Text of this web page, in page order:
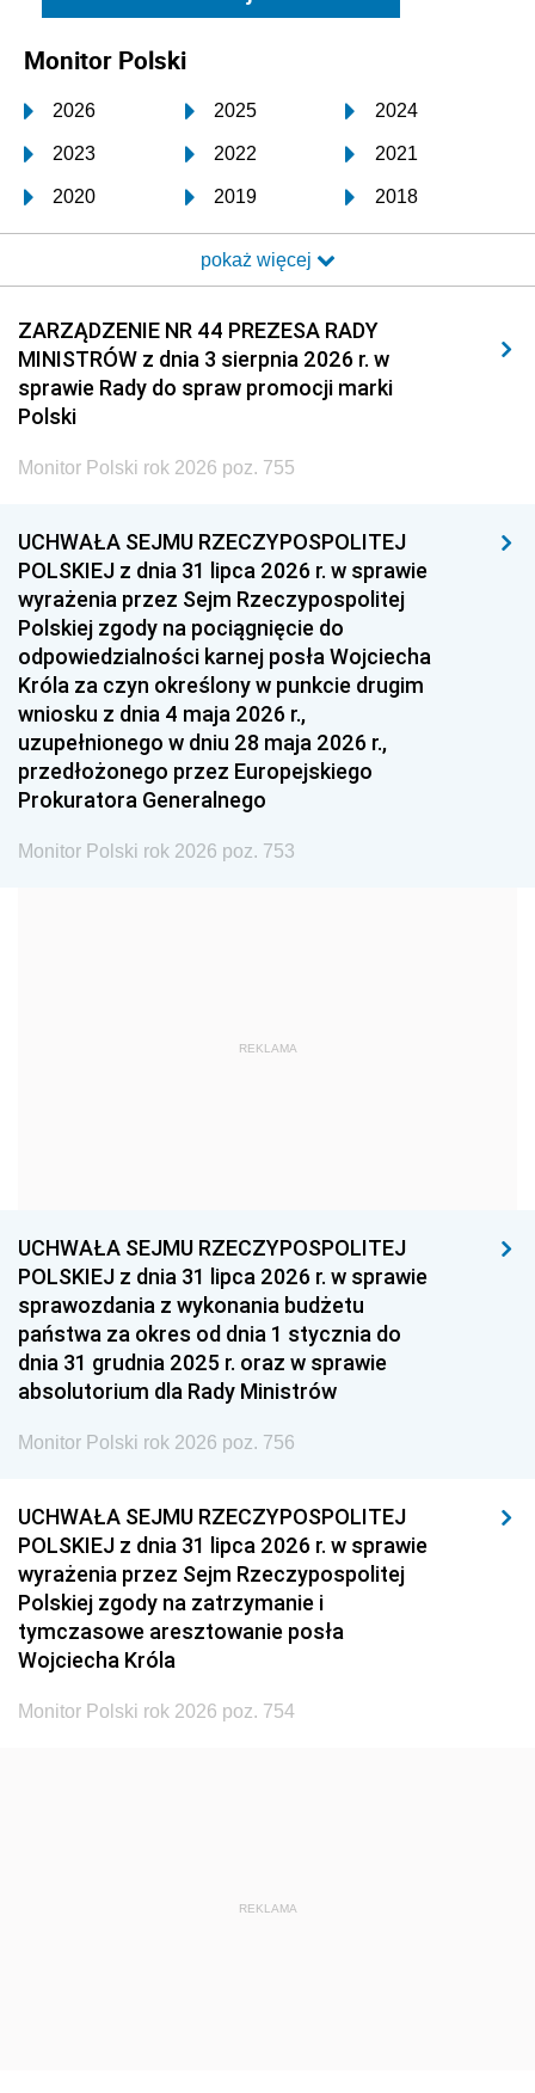
Monitor Polski
2026 2025 2024
2023 2022 2021
2020 2019 2018
2017 2016 2015
2014 2013 2012
2011 2010 2009
2008 2007 2006
2005
1996 1995 1994
1993 1992 1991
1990 1989
1987 1986 1985
1984 1983
1981 1980 1979
1978 1977
1975 1974
1959
1939 1938 1937
1936 1930
pokaż więcej
ZARZĄDZENIE NR 44 PREZESA RADY
MINISTRÓW z dnia 3 sierpnia 2026 r. w
sprawie Rady do spraw promocji marki
Polski
Monitor Polski rok 2026 poz. 755
UCHWAŁA SEJMU RZECZYPOSPOLITEJ
POLSKIEJ z dnia 31 lipca 2026 r. w sprawie
wyrażenia przez Sejm Rzeczypospolitej
Polskiej zgody na pociągnięcie do
odpowiedzialności karnej posła Wojciecha
Króla za czyn określony w punkcie drugim
wniosku z dnia 4 maja 2026 r.,
uzupełnionego w dniu 28 maja 2026 r.,
przedłożonego przez Europejskiego
Prokuratora Generalnego
Monitor Polski rok 2026 poz. 753
REKLAMA
UCHWAŁA SEJMU RZECZYPOSPOLITEJ
POLSKIEJ z dnia 31 lipca 2026 r. w sprawie
sprawozdania z wykonania budżetu
państwa za okres od dnia 1 stycznia do
dnia 31 grudnia 2025 r. oraz w sprawie
absolutorium dla Rady Ministrów
Monitor Polski rok 2026 poz. 756
UCHWAŁA SEJMU RZECZYPOSPOLITEJ
POLSKIEJ z dnia 31 lipca 2026 r. w sprawie
wyrażenia przez Sejm Rzeczypospolitej
Polskiej zgody na zatrzymanie i
tymczasowe aresztowanie posła
Wojciecha Króla
Monitor Polski rok 2026 poz. 754
REKLAMA